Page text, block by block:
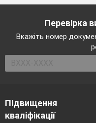
Перевірка
Вкажіть номер
Підвищення
кваліфікації